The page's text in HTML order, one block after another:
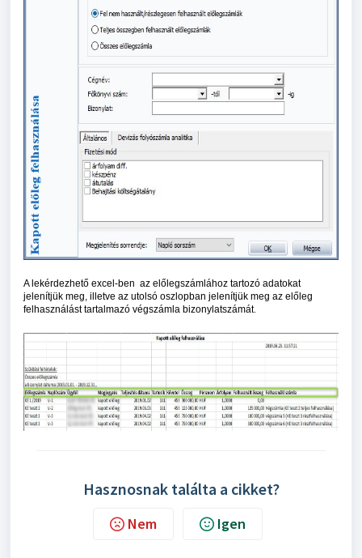
A lekérdezhető excel-ben az előlegszámlához tartozó adatokat
jelenítjük meg, illetve az utolsó oszlopban jelenítjük meg az előleg
felhasználást tartalmazó végszámla bizonylatszámát.
Hasznosnak találta a cikket?
Nem Igen